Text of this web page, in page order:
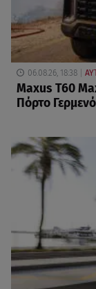
06.08.26, 18:38
Maxus T60
Πόρτο Γερμενό